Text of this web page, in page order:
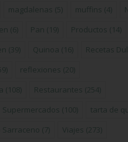
magdalenas (5) muffins (4)
(6) Pan (19) Productos (14)
(39) Quinoa (16) Recetas
reflexiones (20)
(108) Restaurantes (254)
Supermercados (100) tarta de
Sarraceno (7) Viajes (273)